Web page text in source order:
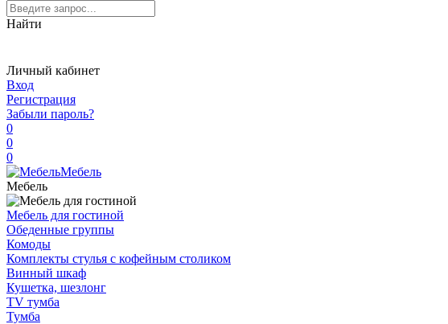
Найти
Личный кабинет
Вход
Регистрация
Забыли пароль?
0
0
0
Мебель
Мебель
Мебель для гостиной
Обеденные группы
Комоды
Комплекты стулья с кофейным столиком
Винный шкаф
Кушетка, шезлонг
TV тумба
Тумба